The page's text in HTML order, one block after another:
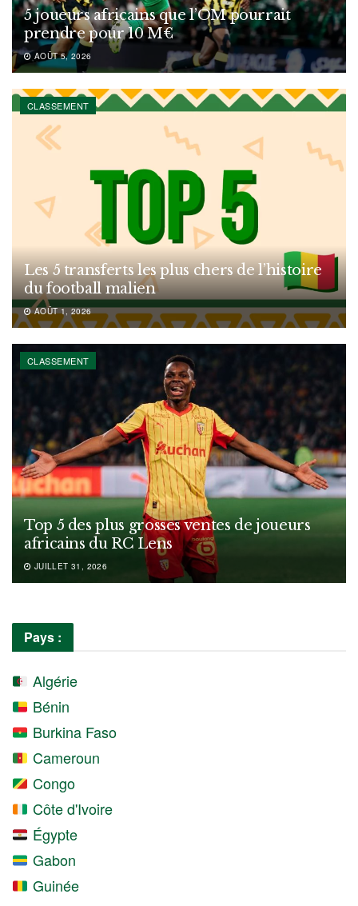
5 joueurs africains que l’OM pourrait
prendre pour 10 M€
AOÛT 5, 2026
CLASSEMENT
Les 5 transferts les plus chers de l’histoire
du football malien
AOÛT 1, 2026
CLASSEMENT
Top 5 des plus grosses ventes de joueurs
africains du RC Lens
JUILLET 31, 2026
Pays :
Algérie
Bénin
Burkina Faso
Cameroun
Congo
Côte d'Ivoire
Égypte
Gabon
Guinée